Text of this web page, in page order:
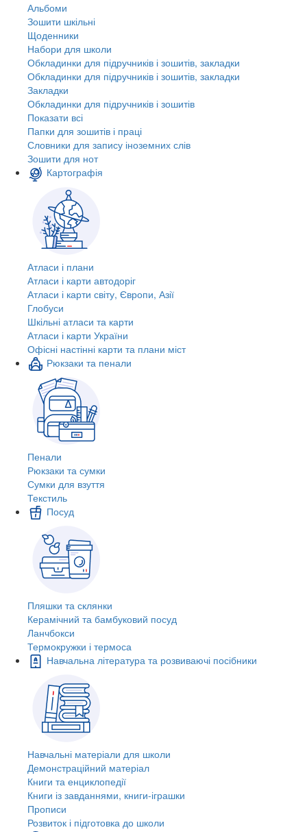
Альбоми
Зошити шкільні
Щоденники
Набори для школи
Обкладинки для підручників і зошитів, закладки
Обкладинки для підручників і зошитів, закладки
Закладки
Обкладинки для підручників і зошитів
Показати всі
Папки для зошитів і праці
Словники для запису іноземних слів
Зошити для нот
Картографія
Атласи і плани
Атласи і карти автодоріг
Атласи і карти світу, Європи, Азії
Глобуси
Шкільні атласи та карти
Атласи і карти України
Офісні настінні карти та плани міст
Рюкзаки та пенали
Пенали
Рюкзаки та сумки
Сумки для взуття
Текстиль
Посуд
Пляшки та склянки
Керамічний та бамбуковий посуд
Ланчбокси
Термокружки і термоса
Навчальна література та розвиваючі посібники
Навчальні матеріали для школи
Демонстраційний матеріал
Книги та енциклопедії
Книги із завданнями, книги-іграшки
Прописи
Розвиток і підготовка до школи